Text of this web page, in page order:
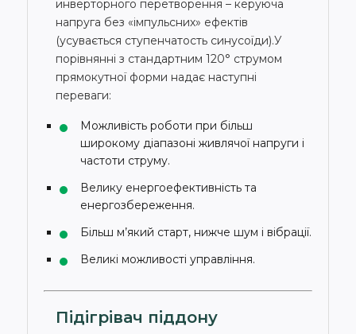
инверторного перетворення – керуюча
напруга без «імпульсних» ефектів
(усувається ступенчатость синусоїди).У
порівнянні з стандартним 120° струмом
прямокутної форми надає наступні
переваги:
Можливість роботи при більш
широкому діапазоні живлячої напруги і
частоти струму.
Велику енергоефективність та
енергозбереження.
Більш м’який старт, нижче шум і вібрації.
Великі можливості управління.
Підігрівач піддону